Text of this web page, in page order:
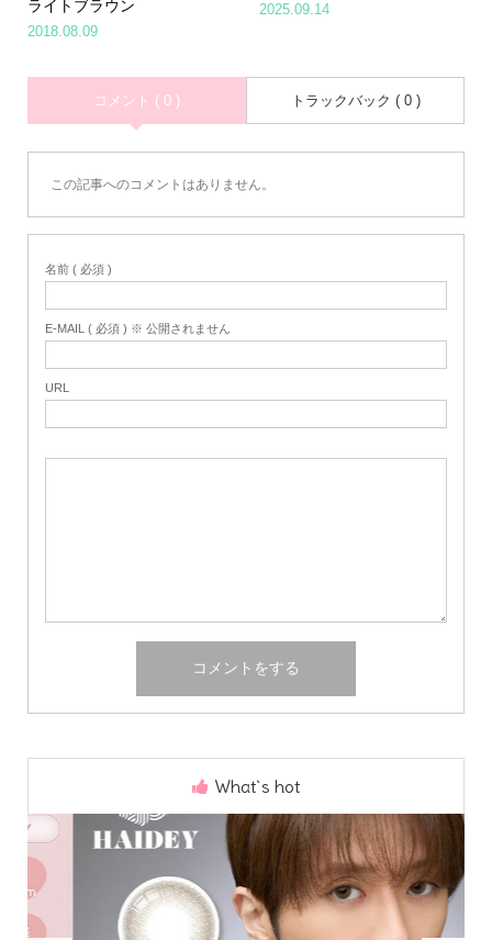
ライトブラウン
2018.08.09
2025.09.14
コメント ( 0 ) トラックバック ( 0 )
この記事へのコメントはありません。
名前 ( 必須 )
E-MAIL ( 必須 ) ※ 公開されません
URL
What`s hot